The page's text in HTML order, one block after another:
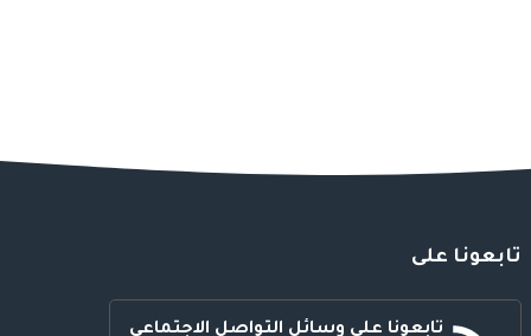
تابعونا على
تابعونا على وسائل التواصل الاجتماعي